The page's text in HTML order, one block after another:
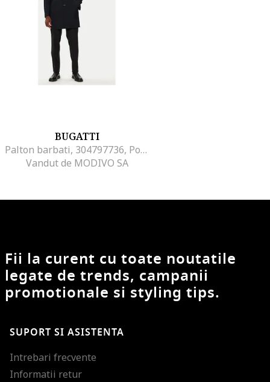
BUGATTI
Palton barbati, 304797736, Poliester/Lana, 50 EU, Albastru
Vandut de MODIVO SA
Fii la curent cu toate noutatile
legate de trends, campanii
promotionale si styling tips.
SUPORT SI ASISTENTA
Intrebari frecvente
Informatii retur